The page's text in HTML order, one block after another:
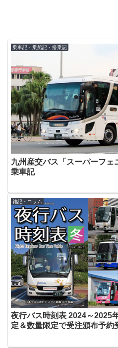
乗車記・乗船記・搭乗記
九州産交バス「スーパーフ
乗車記
雑記・コラム
夜行バス時刻表 2024～2025
定＆数量限定で受注頒布予約